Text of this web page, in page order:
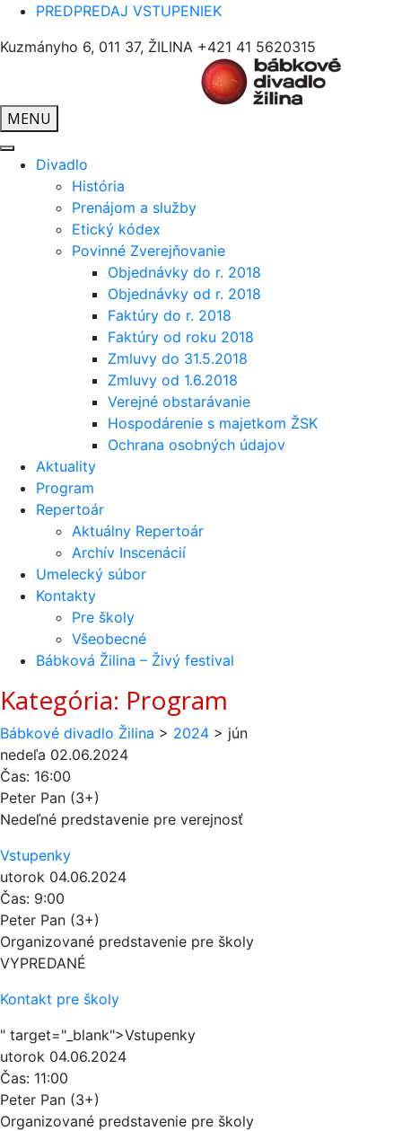
PREDPREDAJ VSTUPENIEK
Kuzmányho 6, 011 37, ŽILINA +421 41 5620315
MENU
Divadlo
História
Prenájom a služby
Etický kódex
Povinné Zverejňovanie
Objednávky do r. 2018
Objednávky od r. 2018
Faktúry do r. 2018
Faktúry od roku 2018
Zmluvy do 31.5.2018
Zmluvy od 1.6.2018
Verejné obstarávanie
Hospodárenie s majetkom ŽSK
Ochrana osobných údajov
Aktuality
Program
Repertoár
Aktuálny Repertoár
Archív Inscenácií
Umelecký súbor
Kontakty
Pre školy
Všeobecné
Bábková Žilina – Živý festival
Kategória: Program
Bábkové divadlo Žilina > 2024 > jún
nedeľa 02.06.2024
Čas: 16:00
Peter Pan (3+)
Nedeľné predstavenie pre verejnosť
Vstupenky
utorok 04.06.2024
Čas: 9:00
Peter Pan (3+)
Organizované predstavenie pre školy
VYPREDANÉ
Kontakt pre školy
" target="_blank">Vstupenky
utorok 04.06.2024
Čas: 11:00
Peter Pan (3+)
Organizované predstavenie pre školy